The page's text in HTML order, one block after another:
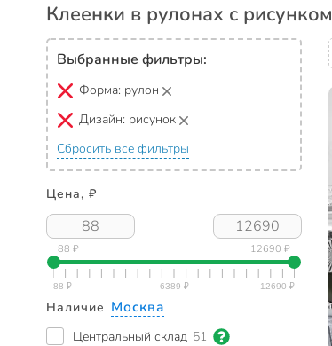
Клеенки в рулонах с рисунком
Выбранные фильтры:
Форма: рулон
Дизайн: рисунок
Сбросить все фильтры
Цена, ₽
88 ₽ 12690 ₽
Наличие Москва
Центральный склад 51